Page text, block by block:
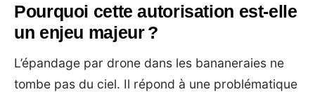
Pourquoi cette autorisation est-elle
un enjeu majeur ?
L’épandage par drone dans les bananeraies ne
tombe pas du ciel. Il répond à une problématique